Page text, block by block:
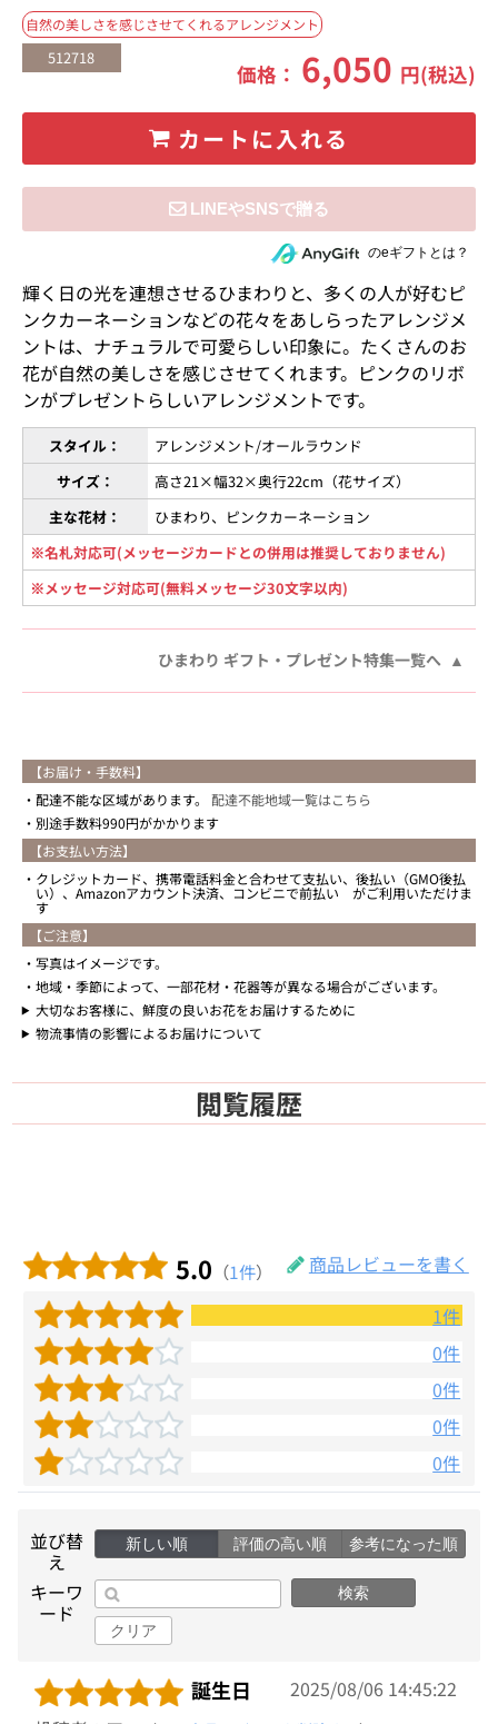
自然の美しさを感じさせてくれるアレンジメント
512718
価格： 6,050 円(税込)
カートに入れる
住所を知らない相手にeギフトで贈るのeギフトとは？
輝く日の光を連想させるひまわりと、多くの人が好むピ
ンクカーネーションなどの花々をあしらったアレンジメ
ントは、ナチュラルで可愛らしい印象に。たくさんのお
花が自然の美しさを感じさせてくれます。ピンクのリボ
ンがプレゼントらしいアレンジメントです。
スタイル：
アレンジメント/オールラウンド
サイズ：
高さ21×幅32×奥行22cm（花サイズ）
主な花材：
ひまわり、ピンクカーネーション
※名札対応可(メッセージカードとの併用は推奨しておりません)
※メッセージ対応可(無料メッセージ30文字以内)
ひまわり ギフト・プレゼント特集一覧へ
【お届け・手数料】
配達不能な区域があります。 配達不能地域一覧はこちら
別途手数料990円がかかります
【お支払い方法】
クレジットカード、携帯電話料金と合わせて支払い、後払い（GMO後払
い）、Amazonアカウント決済、コンビニで前払い がご利用いただけま
す
【ご注意】
写真はイメージです。
地域・季節によって、一部花材・花器等が異なる場合がございます。
大切なお客様に、鮮度の良いお花をお届けするために
物流事情の影響によるお届けについて
閲覧履歴
5.0 （1件）
商品レビューを書く
1件
0件
0件
0件
0件
並び替
え
新しい順 評価の高い順 参考になった順
キーワ
ード
検索
クリア
誕生日
2025/08/06 14:45:22